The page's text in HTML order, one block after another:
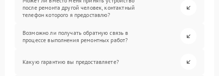
после ремонта другой человек, контактный
телефон которого я предоставлю?
Возможно ли получать обратную связь в
процессе выполнения ремонтных работ?
Какую гарантию вы предоставляете?